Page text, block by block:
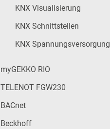
KNX Visualisierung
KNX Schnittstellen
KNX Spannungsversorgung
myGEKKO RIO
TELENOT FGW230
BACnet
Beckhoff